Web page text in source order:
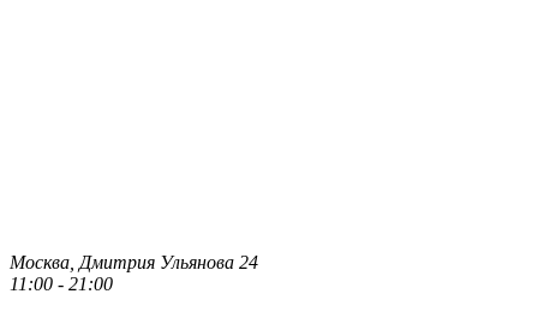
Москва, Дмитрия Ульянова 24
11:00 - 21:00